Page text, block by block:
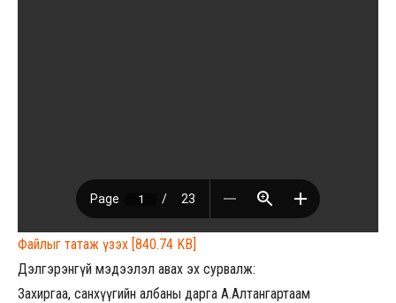
Файлыг татаж үзэх [840.74 KB]
Дэлгэрэнгүй мэдээлэл авах эх сурвалж:
Захиргаа, санхүүгийн албаны дарга А.Алтангартаам